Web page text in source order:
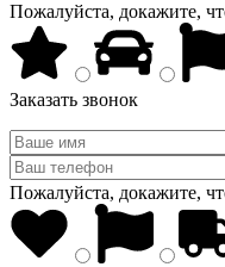
Пожалуйста, докажите,
Заказать звонок
Пожалуйста, докажите,